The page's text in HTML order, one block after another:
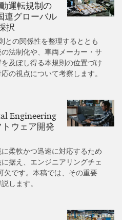
運転規制の
連グローバル
択
との関係性を整理するととも
法制化や、車両メーカー・サ
及ぼし得る本規則の位置づけ
の視点について考察します。
Engineering
ウェア開発
柔軟かつ迅速に対応するため
据え、エンジニアリングチェ
欠です。本稿では、その重要
します。